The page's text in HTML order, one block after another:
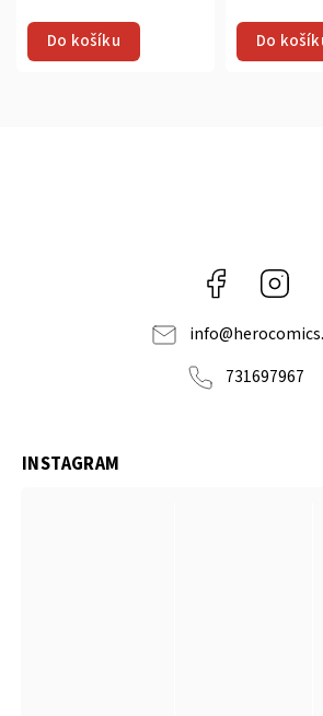
Do košíku Do
Facebook
info@
731697967
INSTAGRAM